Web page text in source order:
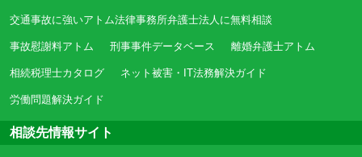
交通事故に強いアトム法律事務所弁護士法人に無料相談
事故慰謝料アトム 刑事事件データベース 離婚弁護士アトム
相続税理士カタログ ネット被害・IT法務解決ガイド
労働問題解決ガイド
相談先情報サイト